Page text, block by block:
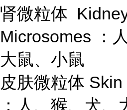
肾微粒体
Microsomes ：
大鼠、小鼠
皮肤微粒体
：人、猴、犬、